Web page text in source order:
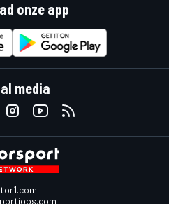
onze app
media